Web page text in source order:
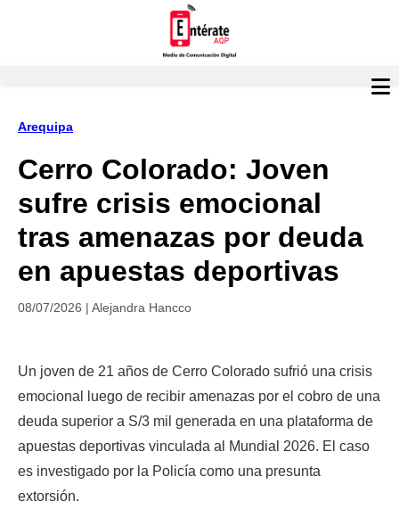
Arequipa
Cerro Colorado: Joven
sufre crisis emocional
tras amenazas por deuda
en apuestas deportivas
08/07/2026 | Alejandra Hancco
Un joven de 21 años de Cerro Colorado sufrió una crisis
emocional luego de recibir amenazas por el cobro de una
deuda superior a S/3 mil generada en una plataforma de
apuestas deportivas vinculada al Mundial 2026. El caso
es investigado por la Policía como una presunta
extorsión.